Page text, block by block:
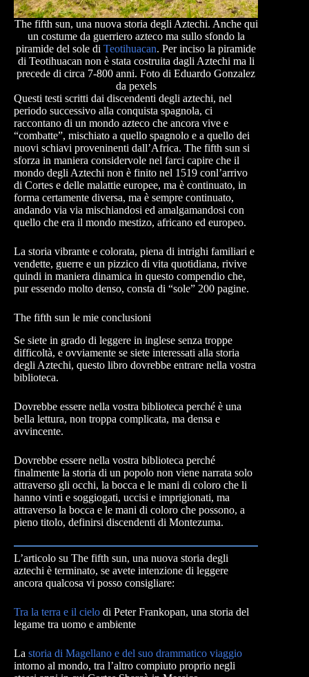
The fifth sun, una nuova storia degli Aztechi. Anche qui
un costume da guerriero azteco ma sullo sfondo la
piramide del sole diTeotihuacan. Per inciso la piramide
di Teotihuacan non è stata costruita dagli Aztechi ma li
precede di circa 7-800 anni. Foto di Eduardo Gonzalez
da pexels
Questi testi scritti dai discendenti degli aztechi, nel
periodo successivo alla conquista spagnola, ci
raccontano di un mondo azteco che ancora vive e
“combatte”, mischiato a quello spagnolo e a quello dei
nuovi schiavi proveninenti dall’Africa. The fifth sun si
sforza in maniera considervole nel farci capire che il
mondo degli Aztechi non è finito nel 1519 conl’arrivo
di Cortes e delle malattie europee, ma è continuato, in
forma certamente diversa, ma è sempre continuato,
andando via via mischiandosi ed amalgamandosi con
quello che era il mondo mestizo, africano ed europeo.
La storia vibrante e colorata, piena di intrighi familiari e
vendette, guerre e un pizzico di vita quotidiana, rivive
quindi in maniera dinamica in questo compendio che,
pur essendo molto denso, consta di “sole” 200 pagine.
The fifth sun le mie conclusioni
Se siete in grado di leggere in inglese senza troppe
difficoltà, e ovviamente se siete interessati alla storia
degli Aztechi, questo libro dovrebbe entrare nella vostra
biblioteca.
Dovrebbe essere nella vostra biblioteca perché è una
bella lettura, non troppa complicata, ma densa e
avvincente.
Dovrebbe essere nella vostra biblioteca perché
finalmente la storia di un popolo non viene narrata solo
attraverso gli occhi, la bocca e le mani di coloro che li
hanno vinti e soggiogati, uccisi e imprigionati, ma
attraverso la bocca e le mani di coloro che possono, a
pieno titolo, definirsi discendenti di Montezuma.
L’articolo su The fifth sun, una nuova storia degli
aztechi è terminato, se avete intenzione di leggere
ancora qualcosa vi posso consigliare:
Tra la terra e il cielo di Peter Frankopan, una storia del
legame tra uomo e ambiente
La storia di Magellano e del suo drammatico viaggio
intorno al mondo, tra l’altro compiuto proprio negli